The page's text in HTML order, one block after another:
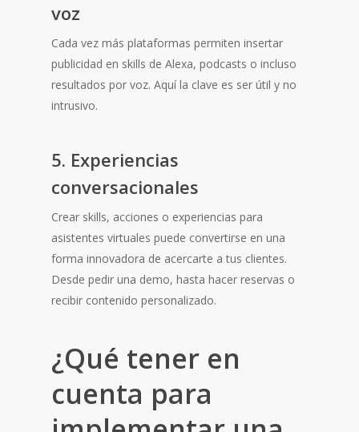
voz
Cada vez más plataformas permiten insertar
publicidad en skills de Alexa, podcasts o incluso
resultados por voz. Aquí la clave es ser útil y no
intrusivo.
5. Experiencias
conversacionales
Crear skills, acciones o experiencias para
asistentes virtuales puede convertirse en una
forma innovadora de acercarte a tus clientes.
Desde pedir una demo, hasta hacer reservas o
recibir contenido personalizado.
¿Qué tener en
cuenta para